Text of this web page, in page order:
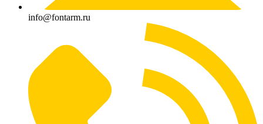
info@fontarm.ru